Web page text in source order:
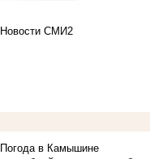
Новости СМИ2
Погода в Камышине